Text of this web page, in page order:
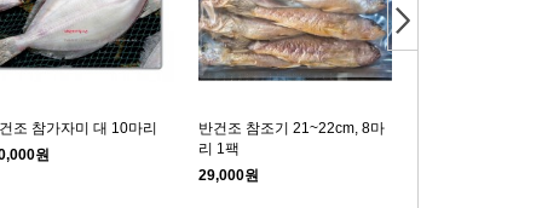
조 참가자미 대 10마리
원
반건조 참조기 21~22cm, 8마
리 1팩
29,000원